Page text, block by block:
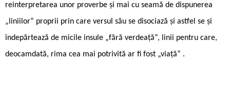
reinterpretarea unor proverbe și mai cu seamă de dispunerea
„liniilor“ proprii prin care versul său se disociază și astfel se și
îndepărtează de micile insule „fără verdeață“, linii pentru care,
deocamdată, rima cea mai potrivită ar fi fost „viață“ .